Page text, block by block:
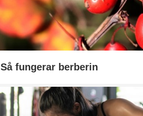
Så fungerar berberin